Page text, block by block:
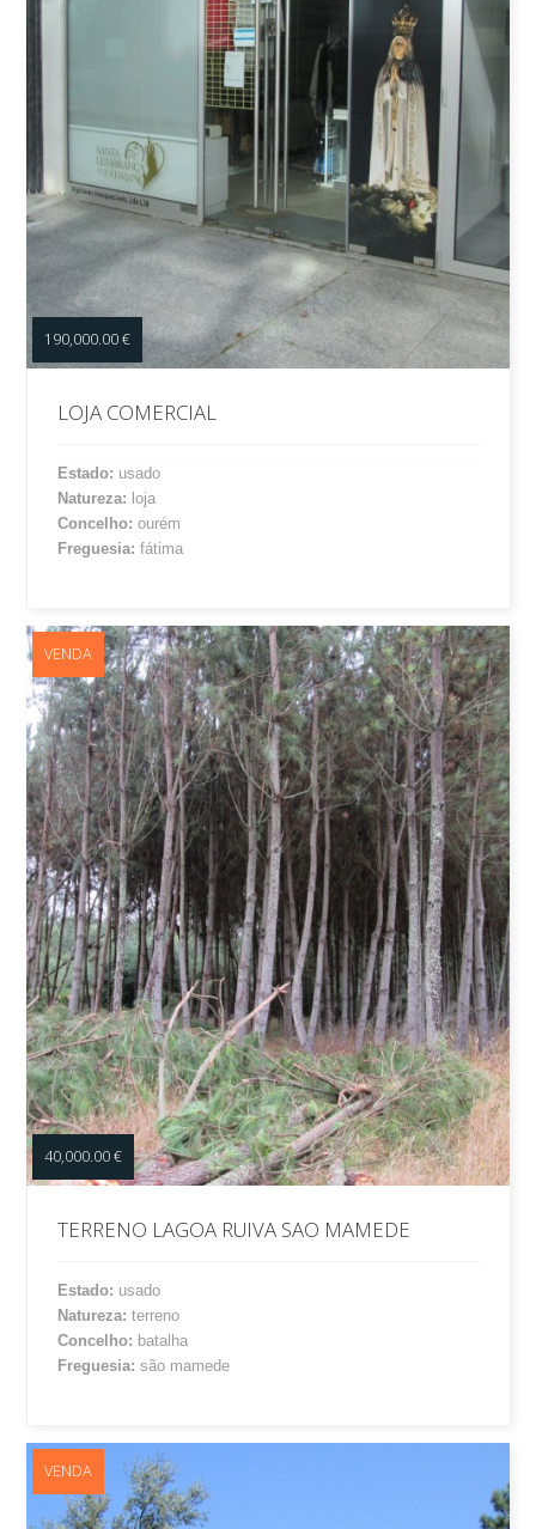
190,000.00 €
LOJA COMERCIAL
Estado: usado
Natureza: loja
Concelho:ourém
Freguesia:fátima
VENDA
40,000.00 €
TERRENO LAGOA RUIVA SAO MAMEDE
Estado: usado
Natureza:terreno
Concelho: batalha
Freguesia:são mamede
VENDA